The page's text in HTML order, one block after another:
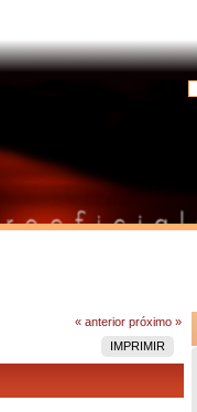
« anterior próximo »
IMPRIMIR